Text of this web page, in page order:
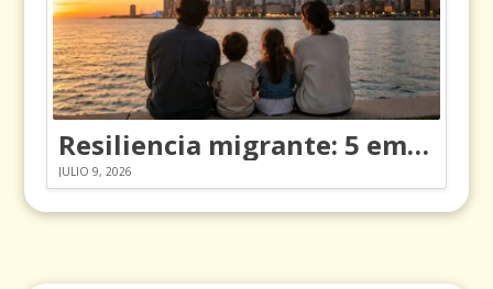
Resiliencia migrante: 5 emociones y cómo gestionarlas
JULIO 9, 2026